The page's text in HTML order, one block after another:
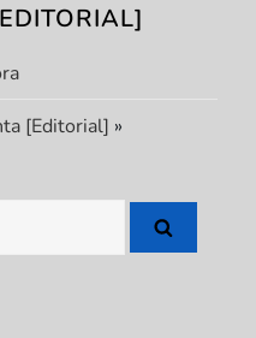
[Editorial] »